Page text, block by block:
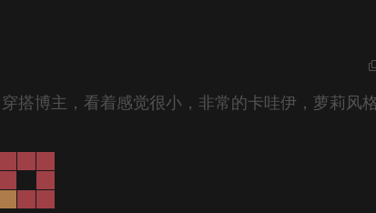
搭博主，看着感觉很小，非常的卡哇伊，萝莉风